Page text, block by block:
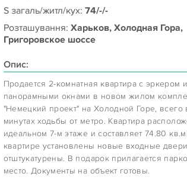
S загаль/житл/кух: 74/-/-
Розташування: Харьков, Холодная Гора,
Григоровское шоссе
Опис:
Продается 2-комнатная квартира с эркером и
панорамными окнами в новом жилом
"Немецкий проект" на Холодной Горе, всего
минутах ходьбы от метро. Квартира
идеальном 7-м этаже и составляет 74.80
квартире установлены новые входные
отштукатурены. В подарок прилагается
место. Документы на объект готовы.